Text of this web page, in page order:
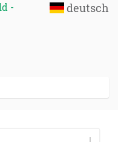
deutsch
-